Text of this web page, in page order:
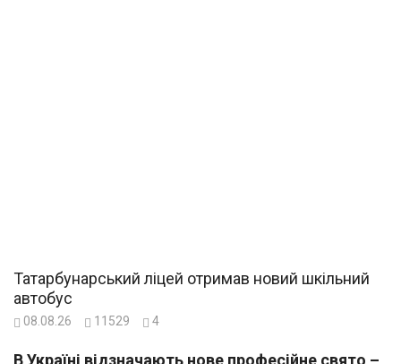
Татарбунарський ліцей отримав новий шкільний
автобус
08.08.26 11529 4
В Україні відзначають нове професійне свято –